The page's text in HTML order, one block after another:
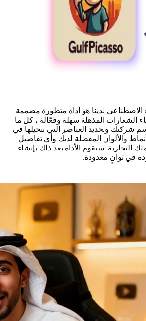
الاصطناعي لدينا هو أداة متطورة مصممة
الشعارات المذهلة سهلة وفعّالة ، كل ما
شركتك وتحديد العناصر التي تتخيلها في
والألوان المفضلة لديك وأي تفاصيل
التجارية. ستقوم الأداة بعد ذلك بإنشاء
في ثوانٍ معدودة.